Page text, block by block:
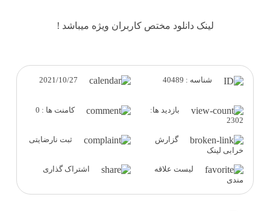
لینک دانلود مختص کاربران ویژه میباشد !
شناسه : 40489
بازدید ها:
2302
کامنت ها : 0
گزارش
خرابی لینک
ثبت نارضایتی
لیست علاقه
مندی
اشتراک گذاری